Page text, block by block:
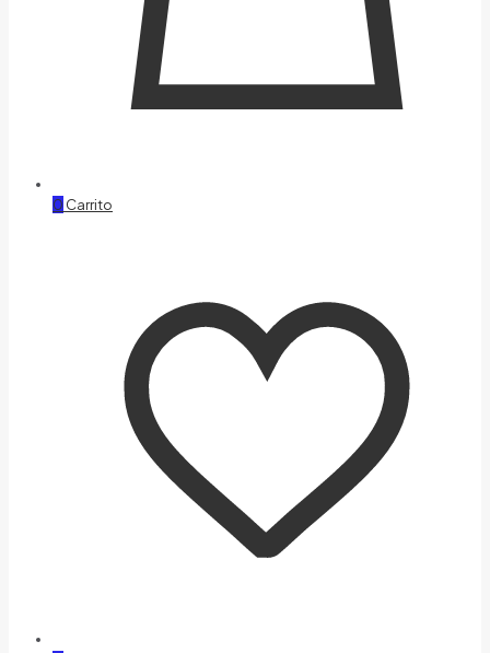
0 Carrito